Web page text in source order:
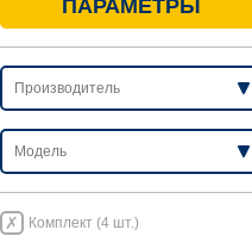
ПАРАМЕТРЫ
Комплект (4 шт.)